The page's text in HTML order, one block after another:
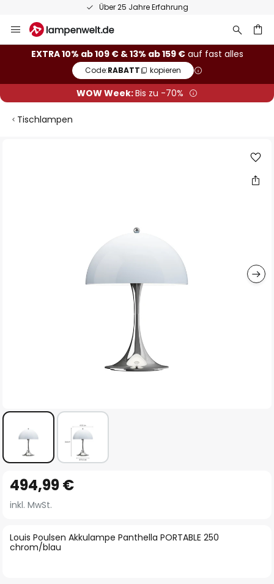
Über 25 Jahre Erfahrung
Inhalt
springen
EXTRA 10% ab 109 € & 13% ab 159 €auf fast alles
Code:RABATT kopieren
WOW Week:Bis zu -70%
Tischlampen
Anfang
der
springen
Louis Poulsen Akkulampe Panthella PORTABLE 250
chrom/blau
494,99 €
inkl. MwSt.